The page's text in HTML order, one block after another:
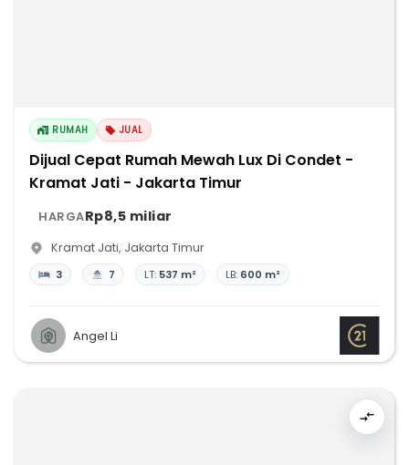
RUMAH JUAL
Dijual Cepat Rumah Mewah Lux Di Condet -
Kramat Jati - Jakarta Timur
HARGARp8,5 miliar
Kramat Jati, Jakarta Timur
3 7 LT: 537 m² LB: 600 m²
Angel Li